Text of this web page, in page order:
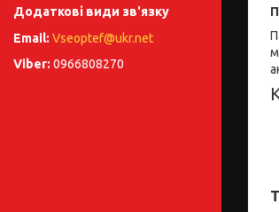
Vseoptef@ukr.net
0966808270